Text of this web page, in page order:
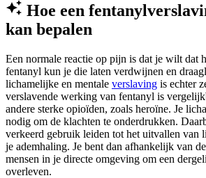
Hoe een
kan bepalen
Een normale reactie op pijn is dat je wilt dat
fentanyl kun je die laten verdwijnen en
lichamelijke en mentale verslaving is echter
verslavende werking van fentanyl is
andere sterke opioïden, zoals heroïne. Je
nodig om de klachten te onderdrukken.
verkeerd gebruik leiden tot het uitvallen van
je ademhaling. Je bent dan afhankelijk van
mensen in je directe omgeving om een
overleven.